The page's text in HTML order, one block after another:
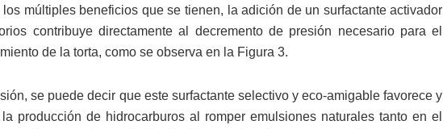
los múltiples beneficios que se tienen, la adición de un surfactante activador
contribuye directamente al decremento de presión necesario para el
de la torta, como se observa en la Figura 3.
se puede decir que este surfactante selectivo y eco-amigable favorece y
producción de hidrocarburos al romper emulsiones naturales tanto en el